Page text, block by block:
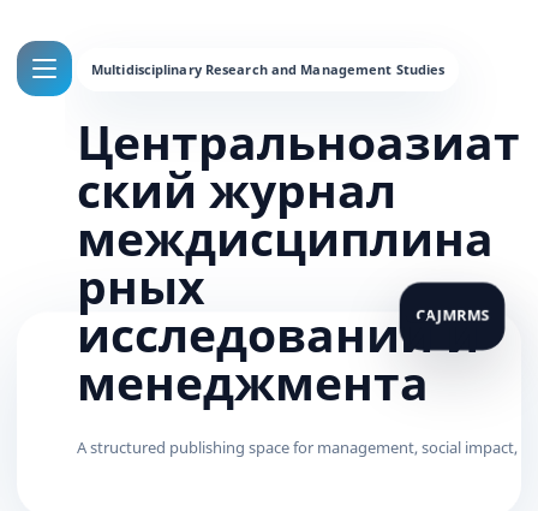
Центральноазиат
ский журнал
междисциплина
рных
исследований и
менеджмента